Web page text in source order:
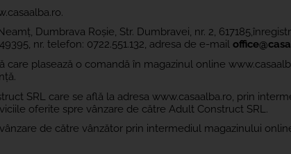
Dumbrava Roșie, Str. Dumbravei, nr. 2, 617185,
, nr. telefon: 0722.551.132, adresa de e-mail
care plasează o comandă în magazinul online
SRL care se află la adresa www.casaalba.ro, prin
oferite spre vânzare de către Adult Construct SRL.
de către vânzător prin intermediul magazinului